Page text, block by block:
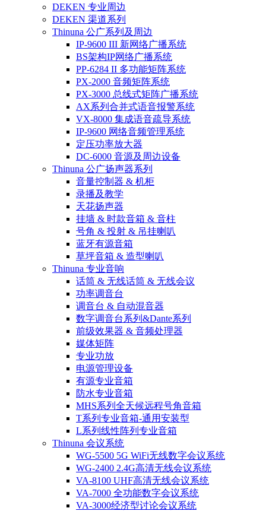
DEKEN 专业周边
DEKEN 渠道系列
Thinuna 公广系列及周边
IP-9600 III 新网络广播系统
BS架构IP网络广播系统
PP-6284 II 多功能矩阵系统
PX-2000 音频矩阵系统
PX-3000 总线式矩阵广播系统
AX系列合并式语音报警系统
VX-8000 集成语音疏导系统
IP-9600 网络音频管理系统
定压功率放大器
DC-6000 音源及周边设备
Thinuna 公广扬声器系列
音量控制器 & 机柜
录播及教学
天花扬声器
挂墙 & 时款音箱 & 音柱
号角 & 投射 & 吊挂喇叭
蓝牙有源音箱
草坪音箱 & 造型喇叭
Thinuna 专业音响
话筒 & 无线话筒 & 无线会议
功率调音台
调音台 & 自动混音器
数字调音台系列&Dante系列
前级效果器 & 音频处理器
媒体矩阵
专业功放
电源管理设备
有源专业音箱
防水专业音箱
MHS系列全天候远程号角音箱
T系列专业音箱-通用安装型
L系列线性阵列专业音箱
Thinuna 会议系统
WG-5500 5G WiFi无线数字会议系统
WG-2400 2.4G高清无线会议系统
VA-8100 UHF高清无线会议系统
VA-7000 全功能数字会议系统
VA-3000经济型讨论会议系统